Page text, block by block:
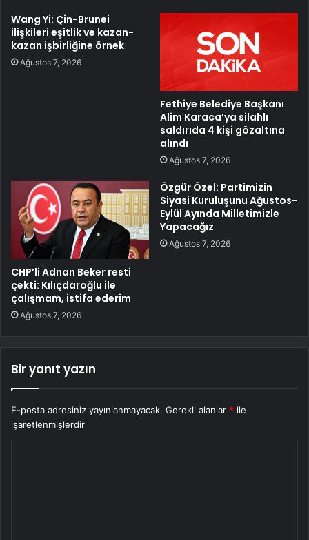
Wang Yi: Çin-Brunei
ilişkileri eşitlik ve kazan-
kazan işbirliğine örnek
Ağustos 7, 2026
Fethiye Belediye Başkanı
Alim Karaca’ya silahlı
saldırıda 4 kişi gözaltına
alındı
Ağustos 7, 2026
CHP’li Adnan Beker resti
çekti: Kılıçdaroğlu ile
çalışmam, istifa ederim
Ağustos 7, 2026
Özgür Özel: Partimizin
Siyasi Kuruluşunu Ağustos-
Eylül Ayında Milletimizle
Yapacağız
Ağustos 7, 2026
Bir yanıt yazın
E-posta adresiniz yayınlanmayacak. Gerekli alanlar * ile
işaretlenmişlerdir